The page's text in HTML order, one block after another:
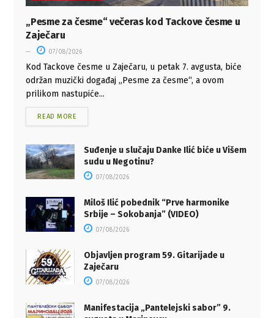
„Pesme za česme“ večeras kod Tackove česme u
Zaječaru
07/08/2026
Kod Tackove česme u Zaječaru, u petak 7. avgusta, biće
održan muzički događaj „Pesme za česme“, a ovom
prilikom nastupiće...
READ MORE
Suđenje u slučaju Danke Ilić biće u Višem
sudu u Negotinu?
07/08/2026
Miloš Ilić pobednik “Prve harmonike
Srbije – Sokobanja” (VIDEO)
07/08/2026
Objavljen program 59. Gitarijade u
Zaječaru
07/08/2026
Manifestacija „Pantelejski sabor” 9.